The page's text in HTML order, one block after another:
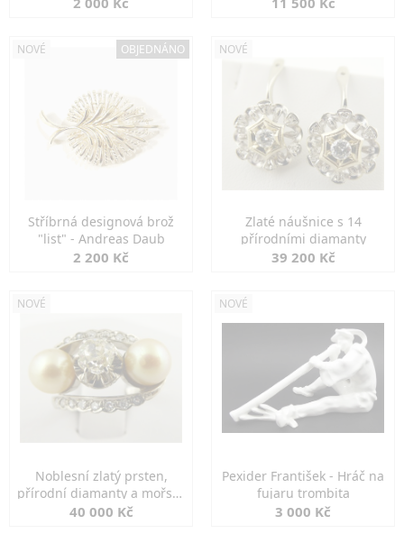
NOVÉ OBJEDNÁNO
Stříbrná designová brož
"list" - Andreas Daub
2 200 Kč
NOVÉ
Zlaté náušnice s 14
přírodními diamanty
39 200 Kč
NOVÉ
Noblesní zlatý prsten,
přírodní diamanty a mořské
perly
40 000 Kč
NOVÉ
Pexider František - Hráč na
fujaru trombita
3 000 Kč